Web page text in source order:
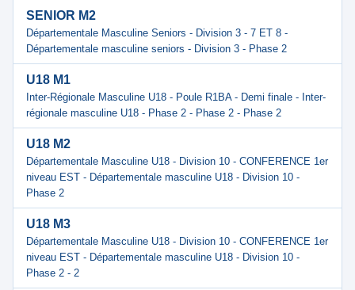
SENIOR M2
Départementale Masculine Seniors - Division 3 - 7 ET 8 -
Départementale masculine seniors - Division 3 - Phase 2
U18 M1
Inter-Régionale Masculine U18 - Poule R1BA - Demi finale - Inter-
régionale masculine U18 - Phase 2 - Phase 2 - Phase 2
U18 M2
Départementale Masculine U18 - Division 10 - CONFERENCE 1er
niveau EST - Départementale masculine U18 - Division 10 -
Phase 2
U18 M3
Départementale Masculine U18 - Division 10 - CONFERENCE 1er
niveau EST - Départementale masculine U18 - Division 10 -
Phase 2 - 2